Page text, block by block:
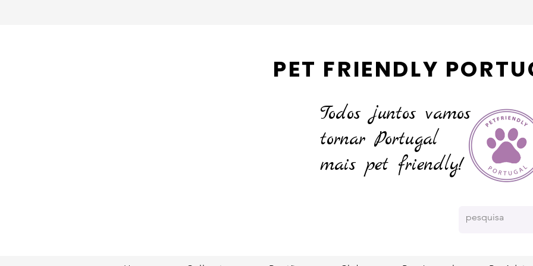
PET FRIENDLY
Todos juntos vamos
tornarPortugal
mais pet friendly!